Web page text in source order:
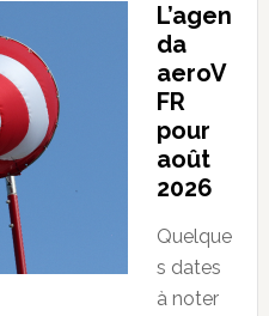
L’agen
da
aeroV
FR
pour
août
2026
Quelque
s dates
à noter